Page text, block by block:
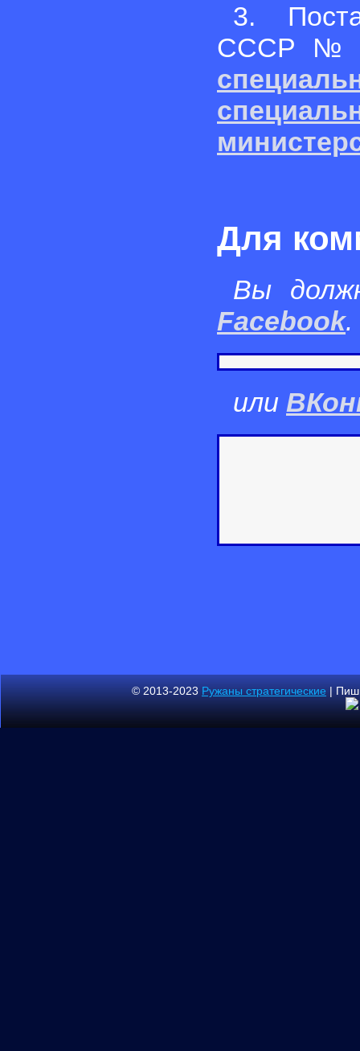
3.
СССР №
Для
Вы
Facebook.
или
© 2013-2023Ружаны стратегические|